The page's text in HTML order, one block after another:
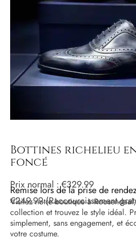
Bottines richelieu
foncé
Prix ​​normal :€329.99
Remise lors de la prise de
€249.99(Raccourcissement
Visitez notre boutique à
collection et trouvez le style idéal.
simplement, sans engagement, et
votre costume.